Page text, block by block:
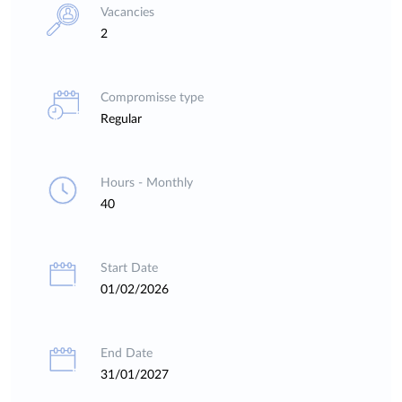
Vacancies
2
Compromisse type
Regular
Hours - Monthly
40
Start Date
01/02/2026
End Date
31/01/2027